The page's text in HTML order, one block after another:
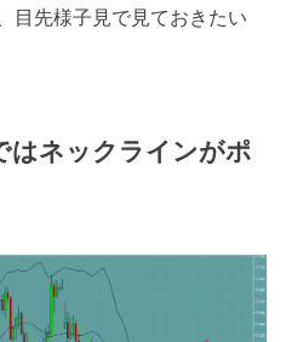
目先様子見で見ておきたい
はネックラインがポ